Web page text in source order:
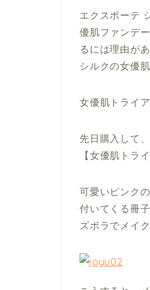
エクスボーテ
優肌ファンデ
るには理由があ
シルクの女優
女優肌トライ
先日購入して
【女優肌トラ
可愛いピンクの
付いてくる冊
ズボラでメイ